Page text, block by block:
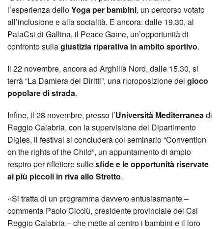
l’esperienza delloYoga per bambini, un percorso votato
all’inclusione e alla socialità. E ancora: dalle 19.30, al
PalaCsi di Gallina, il Peace Game, un’opportunità di
confronto sullagiustizia riparativa in ambito sportivo.
Il 22 novembre, ancora ad Arghillà Nord, dalle 15.30, si
terrà “La Damiera dei Diritti”, una riproposizione del gioco
popolare di strada.
Infine, il 28 novembre, presso l’Università Mediterraneadi
Reggio Calabria, con la supervisione del Dipartimento
Digies, il festival si concluderà col seminario “Convention
on the rights of the Child”, un appuntamento di ampio
respiro per riflettere sullesfide e le opportunità riservate
ai più piccoli in riva allo Stretto.
«Si tratta di un programma davvero entusiasmante –
commenta Paolo Cicciù, presidente provinciale del Csi
Reggio Calabria – che mette al centro i bambini e il loro